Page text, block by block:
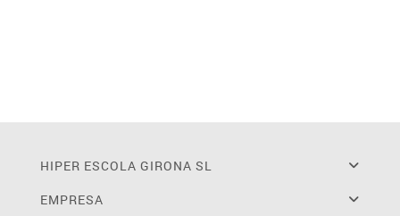
HIPER ESCOLA GIRONA SL
EMPRESA